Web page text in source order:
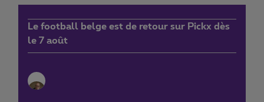
Le football belge est de retour sur Pickx dès
le 7 août